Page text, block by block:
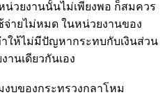
วยงานนั้นไม่เพียงพอ ก็สมควร
จ่ายไม่หมด ในหน่วยงานของ
ให้ไม่มีปัญหากระทบกับเงินส่วน
านเดียวกันเอง
งบของกระทรวงกลาโหม